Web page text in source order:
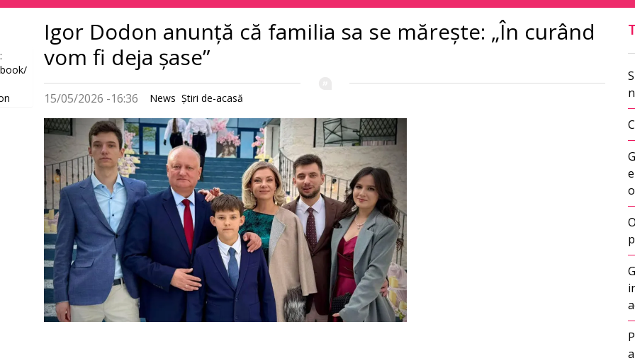
principală
Igor Dodon anunță că familia sa se mărește: „În curând
vom fi deja șase”
15/05/2026 -16:36 News Știri de-acasă
Imagine